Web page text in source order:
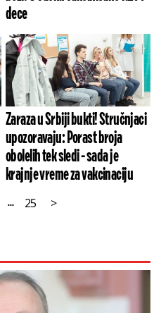
dece
Zaraza u Srbiji bukti! Stručnjaci
upozoravaju: Porast broja
obolelih tek sledi - sada je
krajnje vreme za vakcinaciju
... 25 >